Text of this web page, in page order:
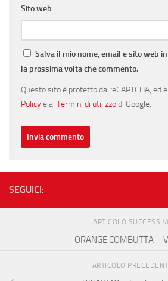
Sito web
Salva il mio nome, email e sito web
la prossima volta che commento.
Questo sito è protetto da reCAPTCHA, ed
Policye ai Termini di utilizzodi Google.
SEGUICI:
ARTICOLO
ORANGE COMBUTTA –
ARTICOLO